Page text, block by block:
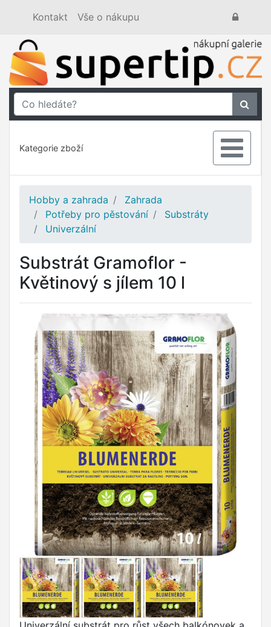
Kontakt Vše o nákupu
Kategorie zboží
Hobby a zahrada
Zahrada
Potřeby pro pěstování
Substráty
Univerzální
Substrát Gramoflor -
Květinový s jílem 10 l